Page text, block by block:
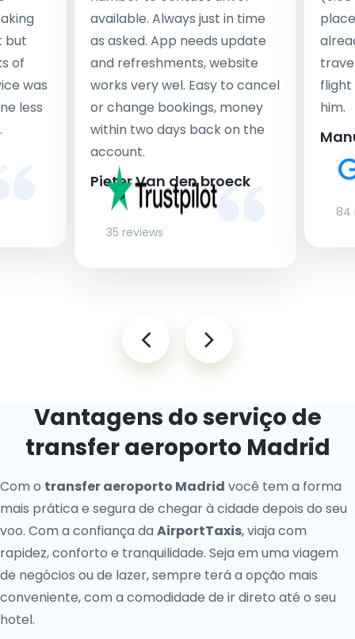
but
of
was
less
available. Always just in time
as asked. App needs update
and refreshments, website
works very wel. Easy to cancel
or change bookings, money
within two days back on the
account.
Pieter Van den broeck
35 reviews
flight
him.
84
Vantagens do serviço de
transfer aeroporto Madrid
Com o transfer aeroporto Madrid você tem a forma
mais prática e segura de chegar à cidade depois do seu
voo. Com a confiança da AirportTaxis, viaja com
rapidez, conforto e tranquilidade. Seja em uma viagem
de negócios ou de lazer, sempre terá a opção mais
conveniente, com a comodidade de ir direto até o seu
hotel.